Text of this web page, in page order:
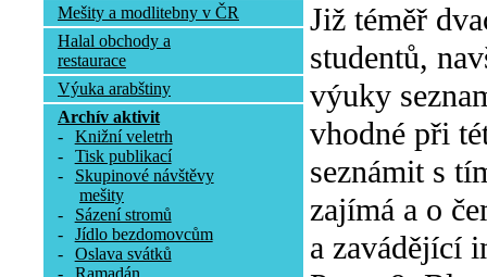
Mešity a modlitebny v ČR
Halal obchody a
restaurace
Výuka arabštiny
Archív aktivit
-
Knižní veletrh
-
Tisk publikací
-
Skupinové návštěvy
mešity
-
Sázení stromů
-
Jídlo bezdomovcům
-
Oslava svátků
Již téměř
studentů,
výuky
vhodné při
seznámit s
zajímá a o
a zavádějící